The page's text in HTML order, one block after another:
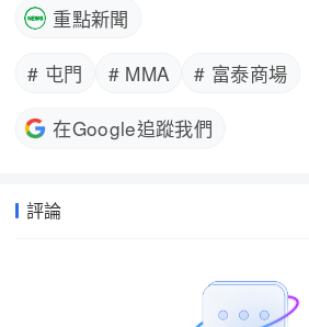
重點新聞
# 屯門 # MMA # 富泰商場
在Google追蹤我們
評論